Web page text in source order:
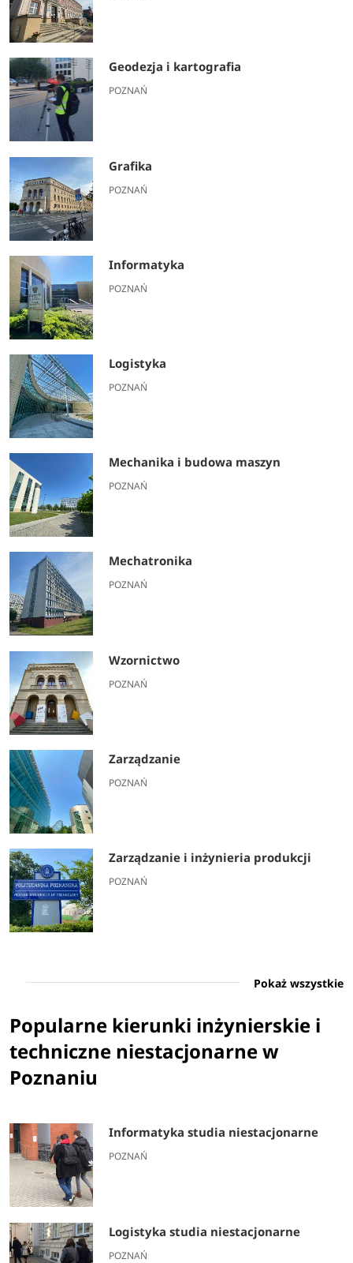
Geodezja i kartografia
POZNAŃ
Grafika
POZNAŃ
Informatyka
POZNAŃ
Logistyka
POZNAŃ
Mechanika i budowa maszyn
POZNAŃ
Mechatronika
POZNAŃ
Wzornictwo
POZNAŃ
Zarządzanie
POZNAŃ
Zarządzanie i inżynieria produkcji
POZNAŃ
Pokaż wszystkie
Popularne kierunki inżynierskie i
techniczne niestacjonarne w
Poznaniu
Informatyka studia niestacjonarne
POZNAŃ
Logistyka studia niestacjonarne
POZNAŃ